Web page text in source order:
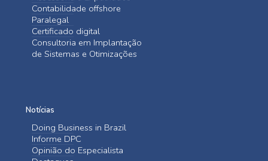
Contabilidade offshore
Paralegal
Certificado digital
Consultoria em Implantação
de Sistemas e Otimizações
Notícias
Doing Business in Brazil
Informe DPC
Opinião do Especialista